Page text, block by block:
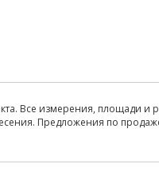
Все измерения, площади
Предложения по